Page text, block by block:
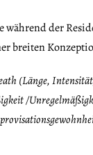
der
breiten
(Länge,
/